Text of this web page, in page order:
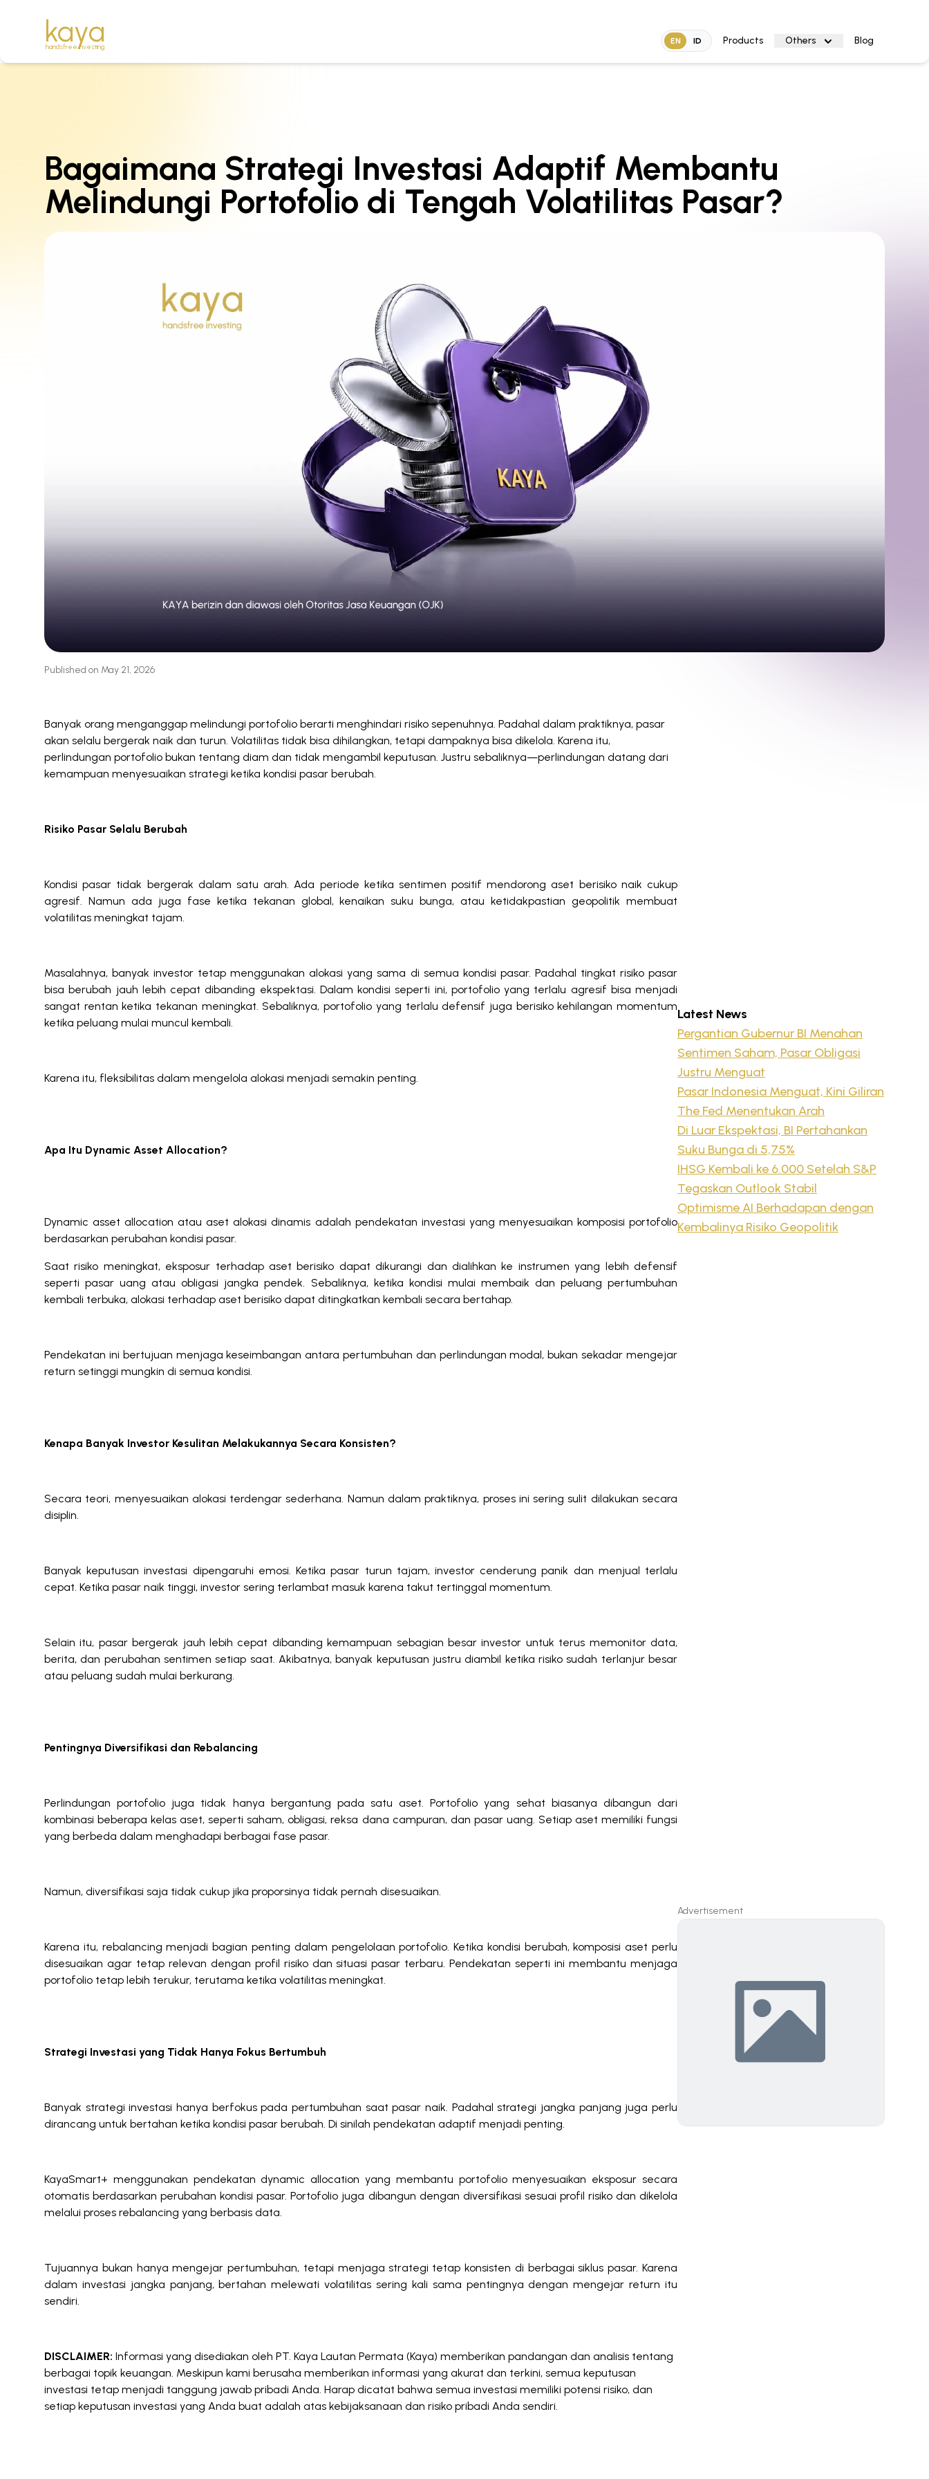
kaya
handsfree investing
EN ID Products Others Blog
Bagaimana Strategi Investasi Adaptif Membantu
Melindungi Portofolio di Tengah Volatilitas Pasar?
Published on May 21, 2026
Banyak orang menganggap melindungi portofolio berarti menghindari risiko sepenuhnya. Padahal dalam praktiknya, pasar
akan selalu bergerak naik dan turun. Volatilitas tidak bisa dihilangkan, tetapi dampaknya bisa dikelola. Karena itu,
perlindungan portofolio bukan tentang diam dan tidak mengambil keputusan. Justru sebaliknya—perlindungan datang dari
kemampuan menyesuaikan strategi ketika kondisi pasar berubah.
Risiko Pasar Selalu Berubah
Kondisi pasar tidak bergerak dalam satu arah. Ada periode ketika sentimen positif mendorong aset berisiko naik cukup
agresif. Namun ada juga fase ketika tekanan global, kenaikan suku bunga, atau ketidakpastian geopolitik membuat
volatilitas meningkat tajam.
Masalahnya, banyak investor tetap menggunakan alokasi yang sama di semua kondisi pasar. Padahal tingkat risiko pasar
bisa berubah jauh lebih cepat dibanding ekspektasi. Dalam kondisi seperti ini, portofolio yang terlalu agresif bisa menjadi
sangat rentan ketika tekanan meningkat. Sebaliknya, portofolio yang terlalu defensif juga berisiko kehilangan momentum
ketika peluang mulai muncul kembali.
Karena itu, fleksibilitas dalam mengelola alokasi menjadi semakin penting.
Apa Itu Dynamic Asset Allocation?
Dynamic asset allocation atau aset alokasi dinamis adalah pendekatan investasi yang menyesuaikan komposisi portofolio
berdasarkan perubahan kondisi pasar.
Saat risiko meningkat, eksposur terhadap aset berisiko dapat dikurangi dan dialihkan ke instrumen yang lebih defensif
seperti pasar uang atau obligasi jangka pendek. Sebaliknya, ketika kondisi mulai membaik dan peluang pertumbuhan
kembali terbuka, alokasi terhadap aset berisiko dapat ditingkatkan kembali secara bertahap.
Pendekatan ini bertujuan menjaga keseimbangan antara pertumbuhan dan perlindungan modal, bukan sekadar mengejar
return setinggi mungkin di semua kondisi.
Kenapa Banyak Investor Kesulitan Melakukannya Secara Konsisten?
Secara teori, menyesuaikan alokasi terdengar sederhana. Namun dalam praktiknya, proses ini sering sulit dilakukan secara
disiplin.
Banyak keputusan investasi dipengaruhi emosi. Ketika pasar turun tajam, investor cenderung panik dan menjual terlalu
cepat. Ketika pasar naik tinggi, investor sering terlambat masuk karena takut tertinggal momentum.
Selain itu, pasar bergerak jauh lebih cepat dibanding kemampuan sebagian besar investor untuk terus memonitor data,
berita, dan perubahan sentimen setiap saat. Akibatnya, banyak keputusan justru diambil ketika risiko sudah terlanjur besar
atau peluang sudah mulai berkurang.
Pentingnya Diversifikasi dan Rebalancing
Perlindungan portofolio juga tidak hanya bergantung pada satu aset. Portofolio yang sehat biasanya dibangun dari
kombinasi beberapa kelas aset, seperti saham, obligasi, reksa dana campuran, dan pasar uang. Setiap aset memiliki fungsi
yang berbeda dalam menghadapi berbagai fase pasar.
Namun, diversifikasi saja tidak cukup jika proporsinya tidak pernah disesuaikan.
Karena itu, rebalancing menjadi bagian penting dalam pengelolaan portofolio. Ketika kondisi berubah, komposisi aset perlu
disesuaikan agar tetap relevan dengan profil risiko dan situasi pasar terbaru. Pendekatan seperti ini membantu menjaga
portofolio tetap lebih terukur, terutama ketika volatilitas meningkat.
Strategi Investasi yang Tidak Hanya Fokus Bertumbuh
Banyak strategi investasi hanya berfokus pada pertumbuhan saat pasar naik. Padahal strategi jangka panjang juga perlu
dirancang untuk bertahan ketika kondisi pasar berubah. Di sinilah pendekatan adaptif menjadi penting.
KayaSmart+ menggunakan pendekatan dynamic allocation yang membantu portofolio menyesuaikan eksposur secara
otomatis berdasarkan perubahan kondisi pasar. Portofolio juga dibangun dengan diversifikasi sesuai profil risiko dan dikelola
melalui proses rebalancing yang berbasis data.
Tujuannya bukan hanya mengejar pertumbuhan, tetapi menjaga strategi tetap konsisten di berbagai siklus pasar. Karena
dalam investasi jangka panjang, bertahan melewati volatilitas sering kali sama pentingnya dengan mengejar return itu
sendiri.
DISCLAIMER: Informasi yang disediakan oleh PT. Kaya Lautan Permata (Kaya) memberikan pandangan dan analisis tentang
berbagai topik keuangan. Meskipun kami berusaha memberikan informasi yang akurat dan terkini, semua keputusan
investasi tetap menjadi tanggung jawab pribadi Anda. Harap dicatat bahwa semua investasi memiliki potensi risiko, dan
setiap keputusan investasi yang Anda buat adalah atas kebijaksanaan dan risiko pribadi Anda sendiri.
Latest News
Pergantian Gubernur BI Menahan
Sentimen Saham, Pasar Obligasi
Justru Menguat
Pasar Indonesia Menguat, Kini Giliran
The Fed Menentukan Arah
Di Luar Ekspektasi, BI Pertahankan
Suku Bunga di 5,75%
IHSG Kembali ke 6.000 Setelah S&P
Tegaskan Outlook Stabil
Optimisme AI Berhadapan dengan
Kembalinya Risiko Geopolitik
Advertisement